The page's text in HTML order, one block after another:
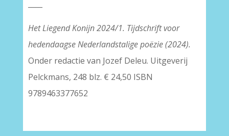
Het Liegend Konijn 2024/1. Tijdschrift voor
hedendaagse Nederlandstalige poëzie(2024).
Onder redactie van Jozef Deleu. Uitgeverij
Pelckmans, 248 blz. € 24,50 ISBN
9789463377652